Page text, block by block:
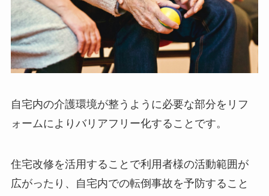
自宅内の介護環境が整うように必要な部分をリフ
ォームによりバリアフリー化することです。
住宅改修を活用することで利用者様の活動範囲が
広がったり、自宅内での転倒事故を予防すること